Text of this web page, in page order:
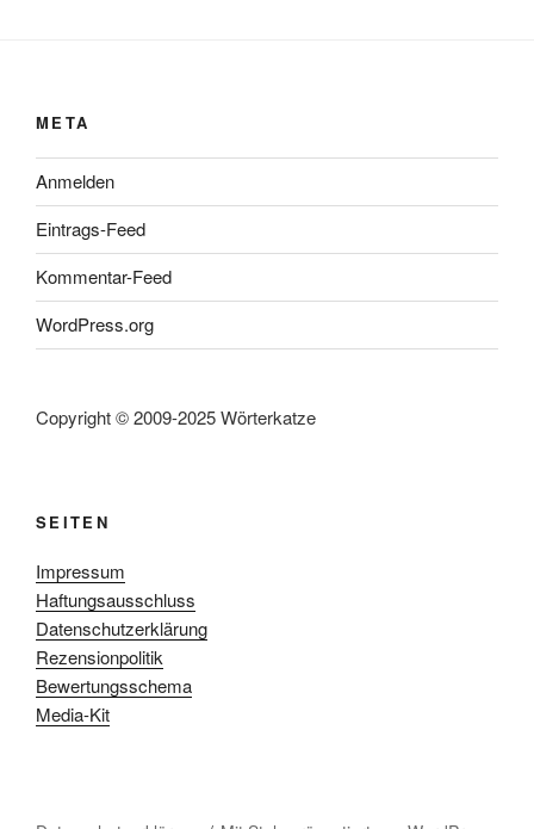
META
Anmelden
Eintrags-Feed
Kommentar-Feed
WordPress.org
Copyright © 2009-2025 Wörterkatze
SEITEN
Impressum
Haftungsausschluss
Datenschutzerklärung
Rezensionpolitik
Bewertungsschema
Media-Kit